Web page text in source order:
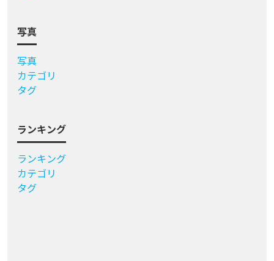
写真
写真
カテゴリ
タグ
ランキング
ランキング
カテゴリ
タグ